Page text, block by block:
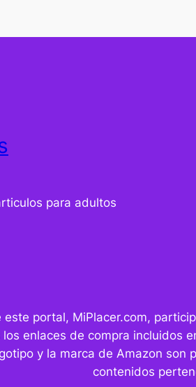
para adultos
este portal, MiPlacer.com,
los enlaces de compra incluidos
y la marca de Amazon
contenidos